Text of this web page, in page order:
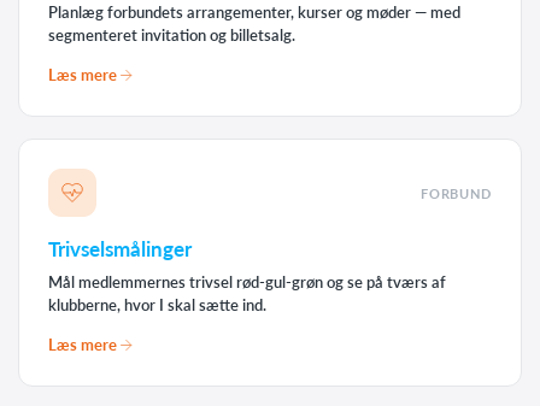
Planlæg forbundets arrangementer, kurser og møder — med
segmenteret invitation og billetsalg.
Læs mere
FORBUND
Trivselsmålinger
Mål medlemmernes trivsel rød-gul-grøn og se på tværs af
klubberne, hvor I skal sætte ind.
Læs mere